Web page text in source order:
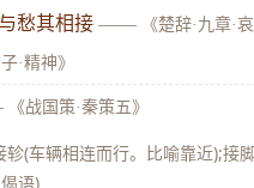
愁其相接 —— 《楚辞·九章·哀
·精神》
《战国策·秦策五》
轸(车辆相连而行。比喻靠近);
语)